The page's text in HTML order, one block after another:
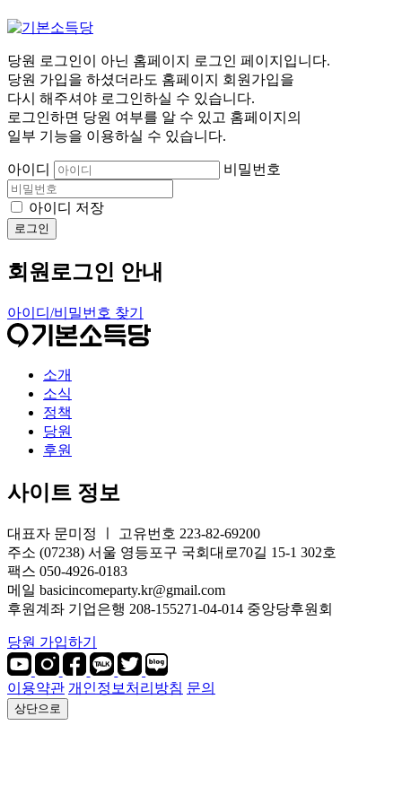
당원 로그인이 아닌 홈페이지 로그인 페이지입니다.
당원 가입을 하셨더라도 홈페이지 회원가입을
다시 해주셔야 로그인하실 수 있습니다.
로그인하면 당원 여부를 알 수 있고 홈페이지의
일부 기능을 이용하실 수 있습니다.
아이디 비밀번호
아이디 저장
로그인
회원로그인 안내
아이디/비밀번호 찾기
소개
소식
정책
당원
후원
사이트 정보
대표자 문미정 ㅣ 고유번호 223-82-69200
주소 (07238) 서울 영등포구 국회대로70길 15-1 302호
팩스 050-4926-0183
메일 basicincomeparty.kr@gmail.com
후원계좌 기업은행 208-155271-04-014 중앙당후원회
당원 가입하기
이용약관 개인정보처리방침 문의
상단으로